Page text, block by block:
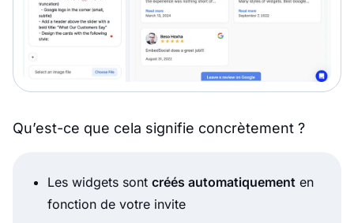
Qu’est-ce que cela signifie concrètement ?
Les widgets sont créés automatiquement en
fonction de votre invite